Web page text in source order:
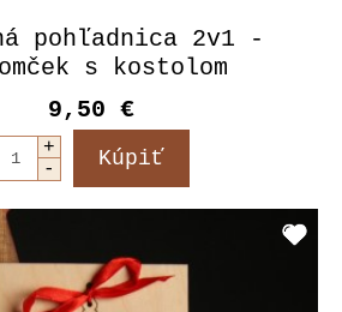
pohľadnica 2v1 -
s kostolom
9,50 €